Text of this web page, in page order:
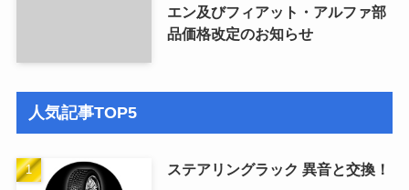
エン及びフィアット・アルファ部
品価格改定のお知らせ
人気記事TOP5
ステアリングラック 異音と交換！